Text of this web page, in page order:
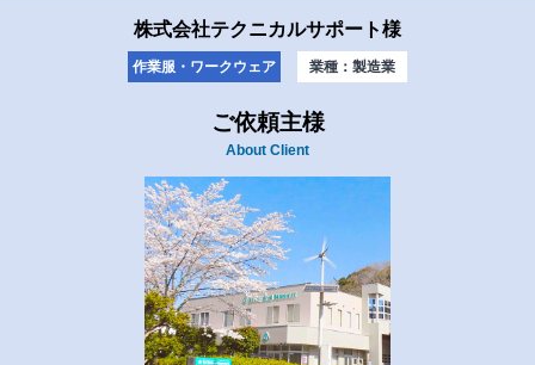
株式会社テクニカルサポート様
作業服・ワークウェア 業種：製造業
ご依頼主様
About Client